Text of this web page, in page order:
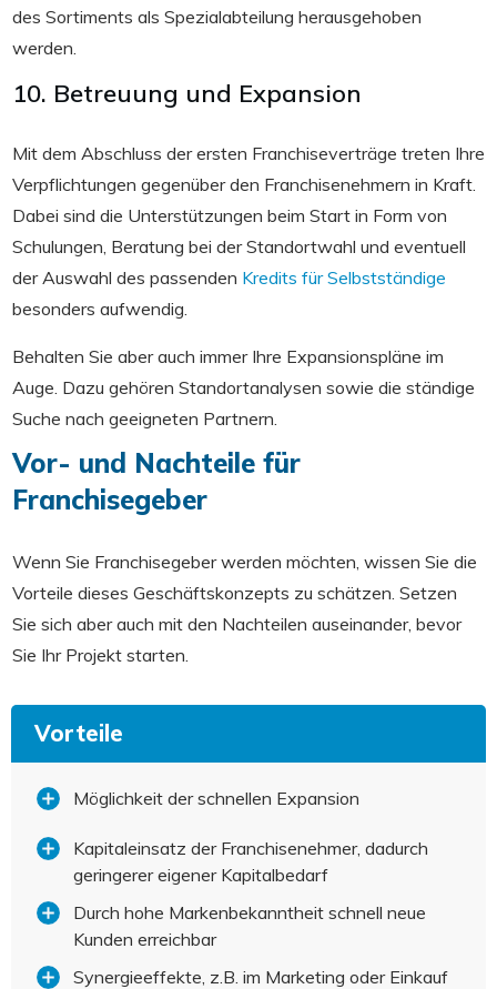
des Sortiments als Spezialabteilung herausgehoben
werden.
10. Betreuung und Expansion
Mit dem Abschluss der ersten Franchiseverträge treten Ihre
Verpflichtungen gegenüber den Franchisenehmern in Kraft.
Dabei sind die Unterstützungen beim Start in Form von
Schulungen, Beratung bei der Standortwahl und eventuell
der Auswahl des passenden Kredits für Selbstständige
besonders aufwendig.
Behalten Sie aber auch immer Ihre Expansionspläne im
Auge. Dazu gehören Standortanalysen sowie die ständige
Suche nach geeigneten Partnern.
Vor- und Nachteile für
Franchisegeber
Wenn Sie Franchisegeber werden möchten, wissen Sie die
Vorteile dieses Geschäftskonzepts zu schätzen. Setzen
Sie sich aber auch mit den Nachteilen auseinander, bevor
Sie Ihr Projekt starten.
Vorteile
Möglichkeit der schnellen Expansion
Kapitaleinsatz der Franchisenehmer, dadurch
geringerer eigener Kapitalbedarf
Durch hohe Markenbekanntheit schnell neue
Kunden erreichbar
Synergieeffekte, z.B. im Marketing oder Einkauf